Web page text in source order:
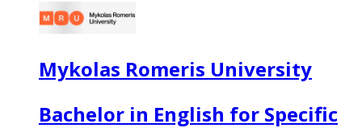
Mykolas Romeris University
Bachelor in English for Specific